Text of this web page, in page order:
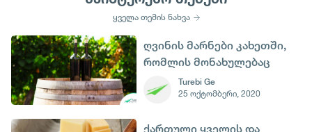
ყველა თემის ნახვა
ღვინის მარნები კახეთში,
რომლის მონახულებაც
ნამდვილად ღირს
Turebi Ge
25 ოქტომბერი, 2020
ქართული ყველის და